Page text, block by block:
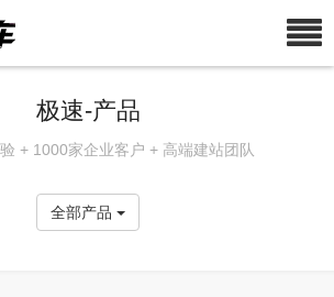
极速-产品
+ 1000家企业客户 + 高端建站团队
全部产品